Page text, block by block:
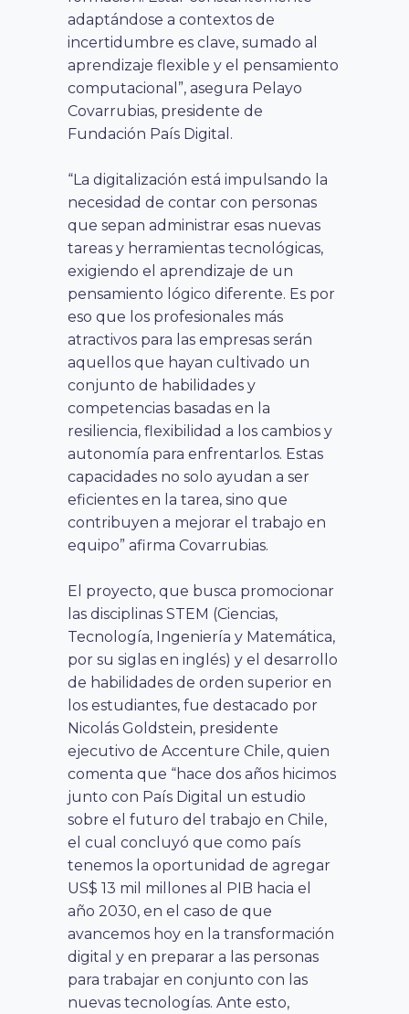
adaptándose a contextos de
incertidumbre es clave, sumado al
aprendizaje flexible y el pensamiento
computacional”, asegura Pelayo
Covarrubias, presidente de
Fundación País Digital.
“La digitalización está impulsando la
necesidad de contar con personas
que sepan administrar esas nuevas
tareas y herramientas tecnológicas,
exigiendo el aprendizaje de un
pensamiento lógico diferente. Es por
eso que los profesionales más
atractivos para las empresas serán
aquellos que hayan cultivado un
conjunto de habilidades y
competencias basadas en la
resiliencia, flexibilidad a los cambios y
autonomía para enfrentarlos. Estas
capacidades no solo ayudan a ser
eficientes en la tarea, sino que
contribuyen a mejorar el trabajo en
equipo” afirma Covarrubias.
El proyecto, que busca promocionar
las disciplinas STEM (Ciencias,
Tecnología, Ingeniería y Matemática,
por su siglas en inglés) y el desarrollo
de habilidades de orden superior en
los estudiantes, fue destacado por
Nicolás Goldstein, presidente
ejecutivo de Accenture Chile, quien
comenta que “hace dos años hicimos
junto con País Digital un estudio
sobre el futuro del trabajo en Chile,
el cual concluyó que como país
tenemos la oportunidad de agregar
US$ 13 mil millones al PIB hacia el
año 2030, en el caso de que
avancemos hoy en la transformación
digital y en preparar a las personas
para trabajar en conjunto con las
nuevas tecnologías. Ante esto,